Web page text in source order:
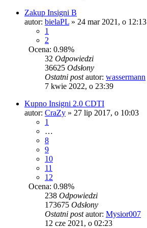
Zakup Insigni B
autor: bielaPL » 24 mar 2021, o 12:13
1
2
Ocena: 0.98%
32 Odpowiedzi
36625 Odsłony
Ostatni postautor: wassermann
7 kwie 2022, o 23:39
Kupno Insigni 2.0 CDTI
autor: CraZy » 27 lip 2017, o 10:03
1
…
8
9
10
11
12
Ocena: 0.98%
238 Odpowiedzi
173675 Odsłony
Ostatni postautor: Mysior007
12 cze 2021, o 02:23